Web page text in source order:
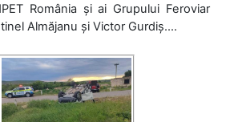
România și ai Grupului Feroviar
Almăjanu și Victor Gurdiș....